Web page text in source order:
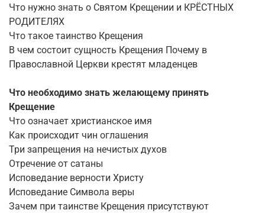
Что нужно знать о Святом Крещении и КРЁСТНЫХ
РОДИТЕЛЯХ
Что такое таинство Крещения
В чем состоит сущность Крещения Почему в
Православной Церкви крестят младенцев
Что необходимо знать желающему принять
Крещение
Что означает христианское имя
Как происходит чин оглашения
Три запрещения на нечистых духов
Отречение от сатаны
Исповедание верности Христу
Исповедание Символа веры
Зачем при таинстве Крещения присутствуют